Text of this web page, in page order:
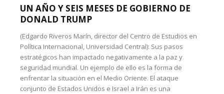
UN AÑO Y SEIS MESES DE GOBIERNO DE
DONALD TRUMP
(Edgardo Riveros Marín, director del Centro de Estudios en
Política Internacional, Universidad Central): Sus pasos
estratégicos han impactado negativamente a la paz y
seguridad mundial. Un ejemplo de ello es la forma de
enfrentar la situación en el Medio Oriente. El ataque
conjunto de Estados Unidos e Israel a Irán es una